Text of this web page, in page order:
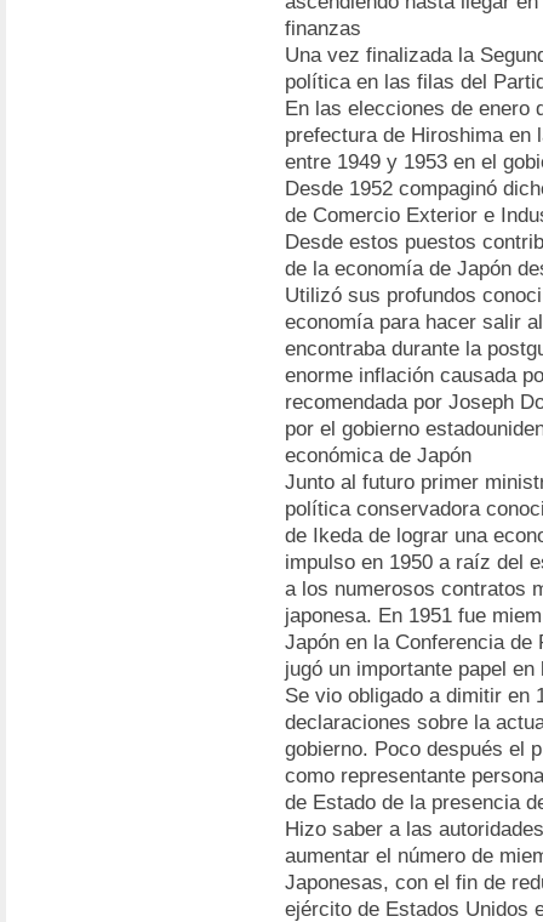
finanzas
Una vez finalizada la
política en las filas del
En las elecciones de enero
prefectura de Hiroshima en
entre 1949 y 1953 en el
Desde 1952 compaginó
de Comercio Exterior e
Desde estos puestos
de la economía de Japón
Utilizó sus profundos
economía para hacer salir
encontraba durante la
enorme inflación causada
recomendada por Joseph
por el gobierno
económica de Japón
Junto al futuro primer
política conservadora
de Ikeda de lograr una
impulso en 1950 a raíz del
a los numerosos contratos
japonesa. En 1951 fue
Japón en la Conferencia de
jugó un importante papel
Se vio obligado a dimitir en
declaraciones sobre la
gobierno. Poco después el
como representante
de Estado de la presencia
Hizo saber a las
aumentar el número de
Japonesas, con el fin de
ejército de Estados Unidos